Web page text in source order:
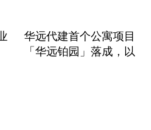
华远代建首个公寓项目
「华远铂园」落成，以